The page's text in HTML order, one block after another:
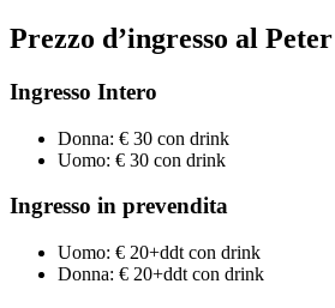
Prezzo d’ingresso al
Ingresso Intero
Donna: € 30 con drink
Uomo: € 30 con drink
Ingresso in prevendita
Uomo: € 20+ddt con drink
Donna: € 20+ddt con drink